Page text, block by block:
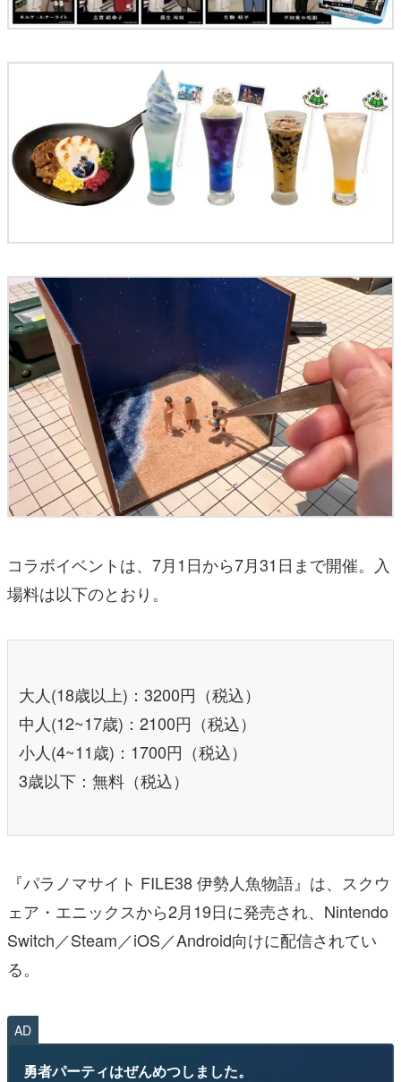
コラボイベントは、7月1日から7月31日まで開催。入
場料は以下のとおり。
大人(18歳以上)：3200円（税込）
中人(12~17歳)：2100円（税込）
小人(4~11歳)：1700円（税込）
3歳以下：無料（税込）
『パラノマサイト FILE38 伊勢人魚物語』は、スクウ
ェア・エニックスから2月19日に発売され、Nintendo
Switch／Steam／iOS／Android向けに配信されてい
る。
AD
勇者パーティはぜんめつしました。